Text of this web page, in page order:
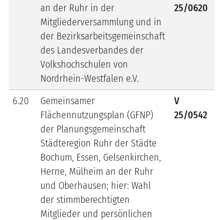
an der Ruhr in der
Mitgliederversammlung und in
der Bezirksarbeitsgemeinschaft
des Landesverbandes der
Volkshochschulen von
Nordrhein-Westfalen e.V.
25/0620
6.20
Gemeinsamer
Flächennutzungsplan (GFNP)
der Planungsgemeinschaft
Städteregion Ruhr der Städte
Bochum, Essen, Gelsenkirchen,
Herne, Mülheim an der Ruhr
und Oberhausen; hier: Wahl
der stimmberechtigten
Mitglieder und persönlichen
V
25/0542